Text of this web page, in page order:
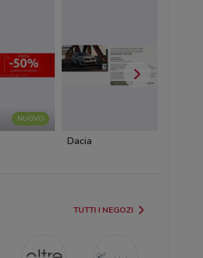
NUOVO
Dacia
TUTTI I NEGOZI